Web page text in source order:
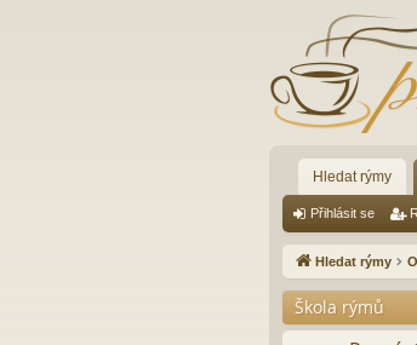
Hledat rýmy
Přihlásit se
Hledat rýmy
Škola rýmů